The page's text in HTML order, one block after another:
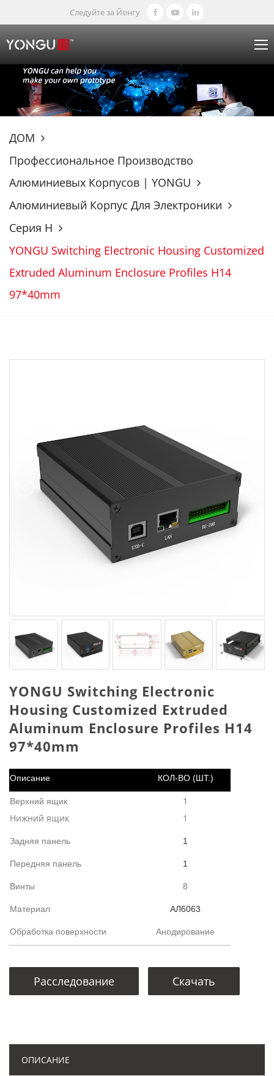
Следуйте за Йонгу
ДОМ
Профессиональное Производство
Алюминиевых Корпусов | YONGU
Алюминиевый Корпус Для Электроники
Серия H
YONGU Switching Electronic Housing Customized
Extruded Aluminum Enclosure Profiles H14
97*40mm
YONGU Switching Electronic
Housing Customized Extruded
Aluminum Enclosure Profiles H14
97*40mm
Описание КОЛ-ВО (ШТ.)
Верхний ящик
Нижний ящик
1
1
Задняя панель 1
Передняя панель 1
Винты 8
Материал АЛ6063
Обработка поверхности Анодирование
Расследование Скачать
ОПИСАНИЕ